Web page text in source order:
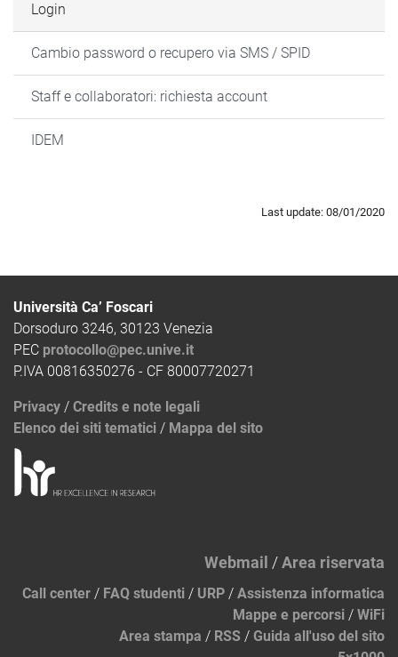
Login
Cambio password o recupero via SMS / SPID
Staff e collaboratori: richiesta account
IDEM
Last update: 08/01/2020
Università Ca’ Foscari
Dorsoduro 3246, 30123 Venezia
PEC protocollo@pec.unive.it
P.IVA 00816350276 - CF 80007720271
Privacy / Credits e note legali
Elenco dei siti tematici / Mappa del sito
Webmail /Area riservata
Call center / FAQ studenti / URP / Assistenza informatica
Mappe e percorsi / WiFi
Area stampa / RSS / Guida all'uso del sito